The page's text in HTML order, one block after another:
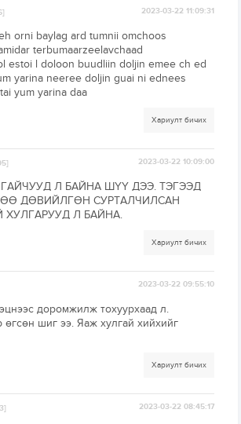
2023-03-22 11:09:31
orni baylag ard tumnii omchoos
terbumaarzeelavchaad
estoi l doloon buudliin doljin emee ch ed
yarina neeree doljin guai ni ednees
yum yarina daa
Хариулт бичих
2023-03-22 10:09:00
Л БАЙНА ШҮҮ ДЭЭ. ТЭГЭЭД
ДӨВИЙЛГӨН СУРТАЛЧИЛСАН
ХУЛГАРУУД Л БАЙНА.
Хариулт бичих
2023-03-22 09:55:10
доромжилж тохуурхаад л.
өгсөн шиг ээ. Яаж хулгай хийхийг
Хариулт бичих
2023-03-22 08:45:17